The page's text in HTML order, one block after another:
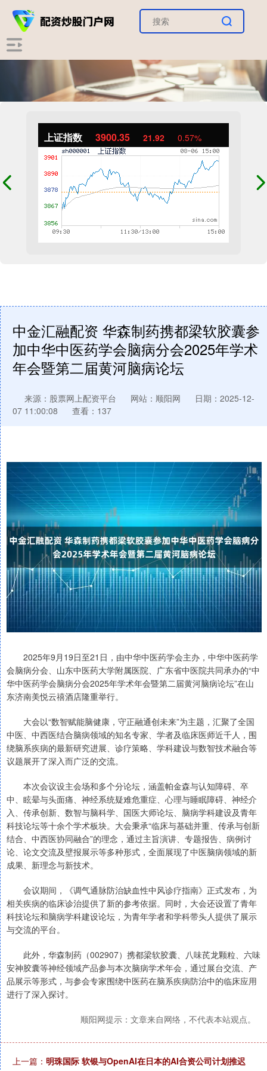
上证指数 3900.35 21.92 0.57%
中金汇融配资 华森制药携都梁软胶囊参
加中华中医药学会脑病分会2025年学术
年会暨第二届黄河脑病论坛
来源：股票网上配资平台 网站：顺阳网
日期：2025-12-
07 11:00:08
查看：137
2025年9月19日至21日，由中华中医药学会主办，中华中医药学
会脑病分会、山东中医药大学附属医院、广东省中医院共同承办的“中
华中医药学会脑病分会2025年学术年会暨第二届黄河脑病论坛”在山
东济南美悦云禧酒店隆重举行。
大会以“数智赋能脑健康，守正融通创未来”为主题，汇聚了全国
中医、中西医结合脑病领域的知名专家、学者及临床医师近千人，围
绕脑系疾病的最新研究进展、诊疗策略、学科建设与数智技术融合等
议题展开了深入而广泛的交流。
本次会议设主会场和多个分论坛，涵盖帕金森与认知障碍、卒
中、眩晕与头面痛、神经系统疑难危重症、心理与睡眠障碍、神经介
入、传承创新、数智与脑科学、国医大师论坛、脑病学科建设及青年
科技论坛等十余个学术板块。大会秉承“临床与基础并重、传承与创新
结合、中西医协同融合”的理念，通过主旨演讲、专题报告、病例讨
论、论文交流及壁报展示等多种形式，全面展现了中医脑病领域的新
成果、新理念与新技术。
会议期间，《调气通脉防治缺血性中风诊疗指南》正式发布，为
相关疾病的临床诊治提供了新的参考依据。同时，大会还设置了青年
科技论坛和脑病学科建设论坛，为青年学者和学科带头人提供了展示
与交流的平台。
此外，华森制药（002907）携都梁软胶囊、八味芪龙颗粒、六味
安神胶囊等神经领域产品参与本次脑病学术年会，通过展台交流、产
品展示等形式，与参会专家围绕中医药在脑系疾病防治中的临床应用
进行了深入探讨。
顺阳网提示：文章来自网络，不代表本站观点。
上一篇： 明珠国际 软银与OpenAI在日本的AI合资公司计划推迟